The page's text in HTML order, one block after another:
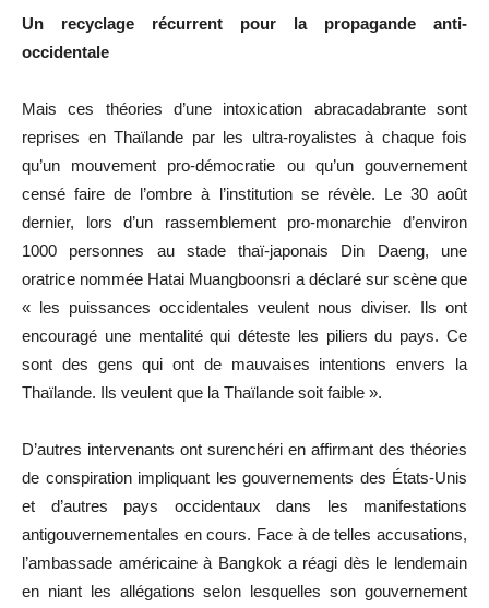
Un recyclage récurrent pour la propagande anti-
occidentale
Mais ces théories d’une intoxication abracadabrante sont
reprises en Thaïlande par les ultra-royalistes à chaque fois
qu’un mouvement pro-démocratie ou qu’un gouvernement
censé faire de l’ombre à l’institution se révèle. Le 30 août
dernier, lors d’un rassemblement pro-monarchie d’environ
1000 personnes au stade thaï-japonais Din Daeng, une
oratrice nommée Hatai Muangboonsri a déclaré sur scène que
« les puissances occidentales veulent nous diviser. Ils ont
encouragé une mentalité qui déteste les piliers du pays. Ce
sont des gens qui ont de mauvaises intentions envers la
Thaïlande. Ils veulent que la Thaïlande soit faible ».
D’autres intervenants ont surenchéri en affirmant des théories
de conspiration impliquant les gouvernements des États-Unis
et d’autres pays occidentaux dans les manifestations
antigouvernementales en cours. Face à de telles accusations,
l’ambassade américaine à Bangkok a réagi dès le lendemain
en niant les allégations selon lesquelles son gouvernement